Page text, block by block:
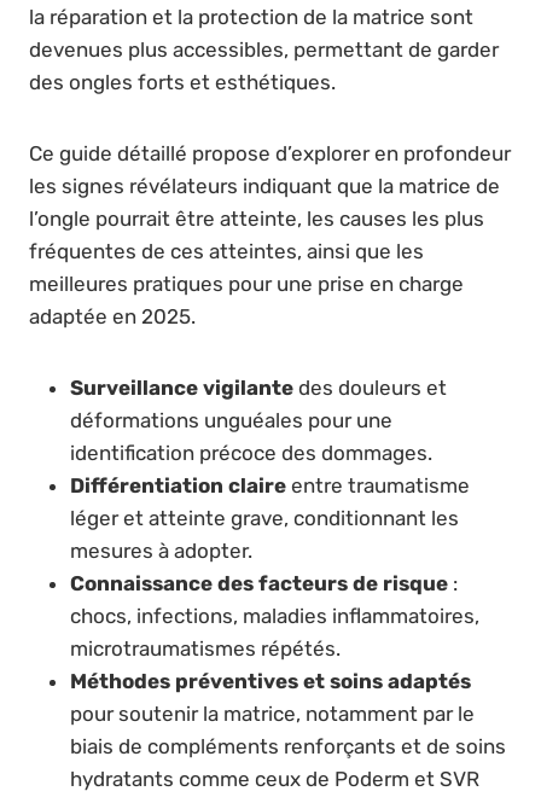
la réparation et la protection de la matrice sont
devenues plus accessibles, permettant de garder
des ongles forts et esthétiques.
Ce guide détaillé propose d’explorer en profondeur
les signes révélateurs indiquant que la matrice de
l’ongle pourrait être atteinte, les causes les plus
fréquentes de ces atteintes, ainsi que les
meilleures pratiques pour une prise en charge
adaptée en 2025.
Surveillance vigilante des douleurs et
déformations unguéales pour une
identification précoce des dommages.
Différentiation claire entre traumatisme
léger et atteinte grave, conditionnant les
mesures à adopter.
Connaissance des facteurs de risque :
chocs, infections, maladies inflammatoires,
microtraumatismes répétés.
Méthodes préventives et soins adaptés
pour soutenir la matrice, notamment par le
biais de compléments renforçants et de soins
hydratants comme ceux de Poderm et SVR